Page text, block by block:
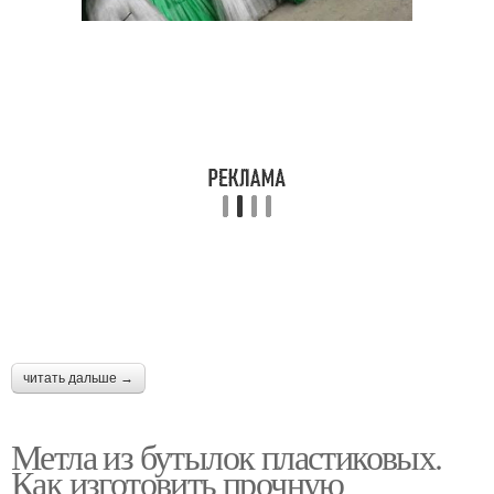
читать дальше →
Метла из бутылок пластиковых.
Как изготовить прочную